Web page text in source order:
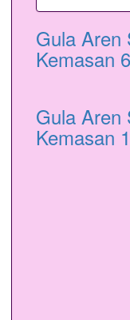
Gula Aren
Kemasan
Gula Aren
Kemasan